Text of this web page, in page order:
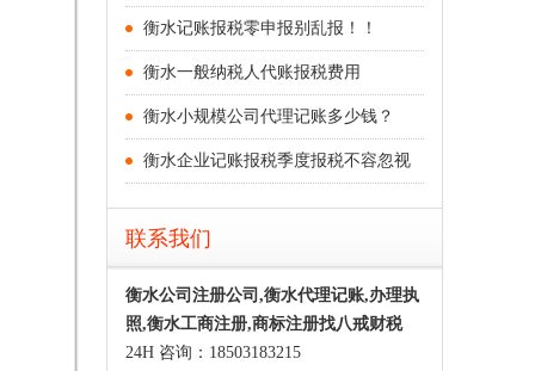
衡水记账报税零申报别乱报！！
衡水一般纳税人代账报税费用
衡水小规模公司代理记账多少钱？
衡水企业记账报税季度报税不容忽视
联系我们
衡水公司注册公司,衡水代理记账,办理执
照,衡水工商注册,商标注册找八戒财税
24H 咨询：18503183215